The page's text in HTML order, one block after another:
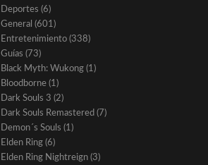
Deportes (6)
General (601)
Entretenimiento(338)
Guías (73)
Black Myth: Wukong(1)
Bloodborne(1)
Dark Souls 3 (2)
Dark Souls Remastered (7)
Demon´s Souls (1)
Elden Ring(6)
Elden Ring Nightreign(3)